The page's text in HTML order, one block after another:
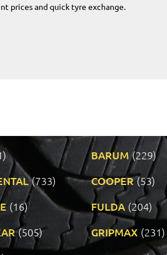
prices and quick tyre exchange.
BARUM (229)
(733) COOPER (53)
(16) FULDA (204)
(505) GRIPMAX (231)